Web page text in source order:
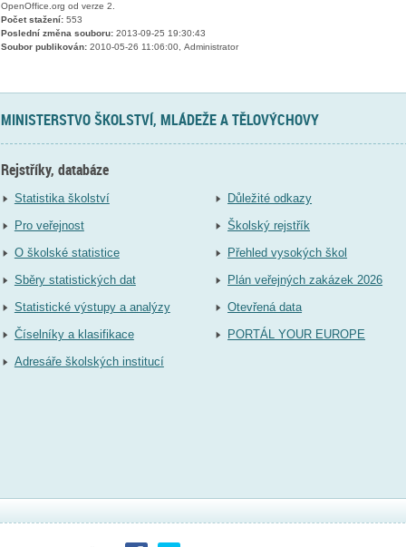
OpenOffice.org od verze 2.
Počet stažení:553
Poslední změna souboru:2013-09-25 19:30:43
Soubor publikován:2010-05-26 11:06:00, Administrator
MINISTERSTVO ŠKOLSTVÍ, MLÁDEŽE A TĚLOVÝCHOVY
Rejstříky, databáze
Statistika školství
Pro veřejnost
O školské statistice
Sběry statistických dat
Statistické výstupy a analýzy
Číselníky a klasifikace
Adresáře školských institucí
Důležité odkazy
Školský rejstřík
Přehled vysokých škol
Plán veřejných zakázek 2026
Otevřená data
PORTÁL YOUR EUROPE